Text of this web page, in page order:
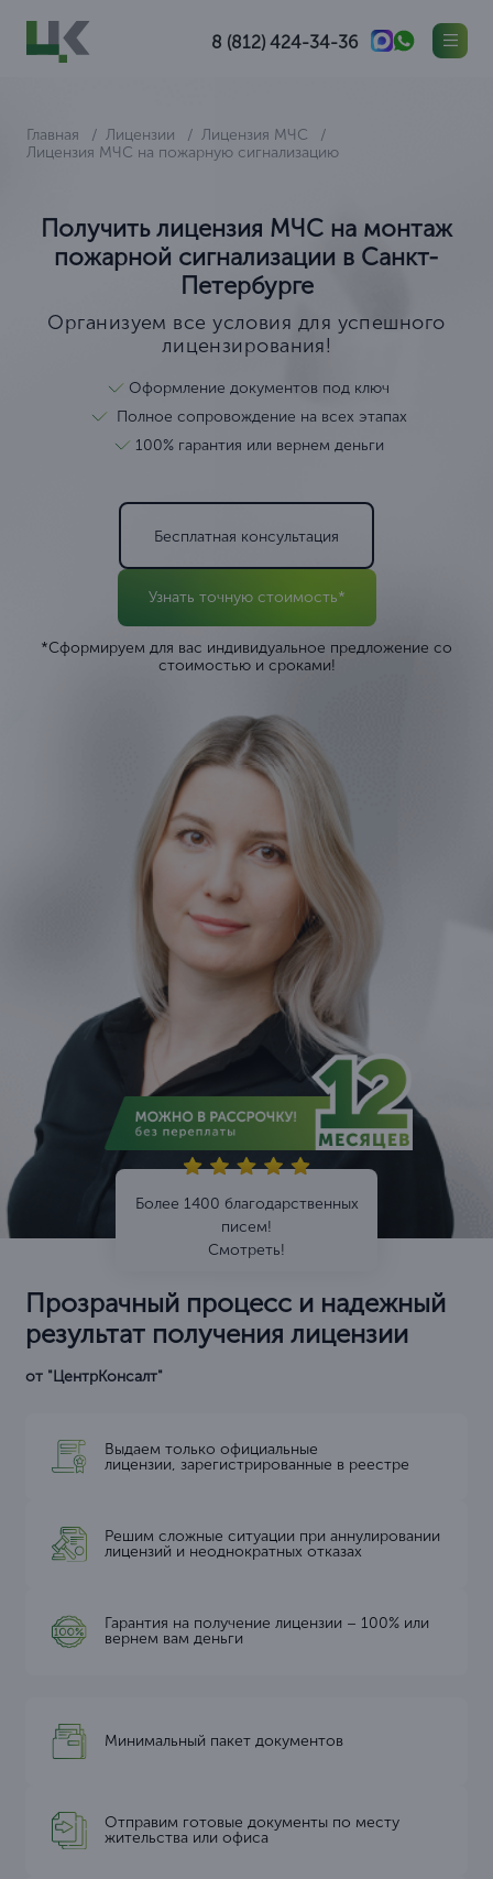
8 (812) 424-34-36
Главная Лицензии
Лицензия МЧС
Лицензия МЧС на пожарную сигнализацию
Получить лицензия МЧС на монтаж
пожарной сигнализации в Санкт-
Петербурге
Организуем все условия для успешного
лицензирования!
Оформление документов под ключ
Полное сопровождение на всех этапах
100% гарантия или вернем деньги
Бесплатная консультация
Узнать точную стоимость*
*Сформируем для вас индивидуальное предложение со
стоимостью и сроками!
Более 1400 благодарственных
писем!
Смотреть!
Прозрачный процесс и надежный
результат получения лицензии
от "ЦентрКонсалт"
Выдаем только официальные
лицензии, зарегистрированные в реестре
Решим сложные ситуации при аннулировании
лицензий и неоднократных отказах
Гарантия на получение лицензии – 100% или
вернем вам деньги
Минимальный пакет документов
Отправим готовые документы по месту
жительства или офиса